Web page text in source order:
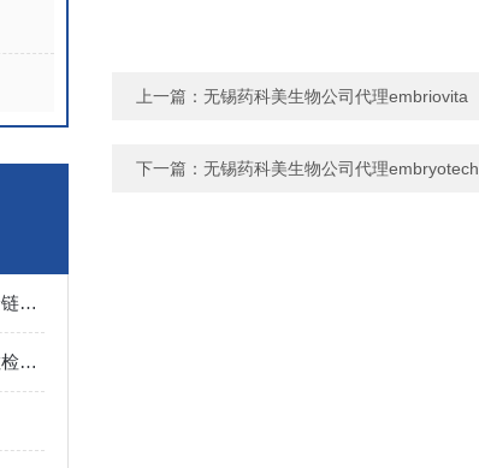
Millipore发光液的制备工艺：全链路质控保障检测性能稳定
Millipore发光液：多场景高灵敏检测的核心试剂支撑
上一篇： 无锡药科美生物公司代理embriovita
下一篇： 无锡药科美生物公司代理embryotech